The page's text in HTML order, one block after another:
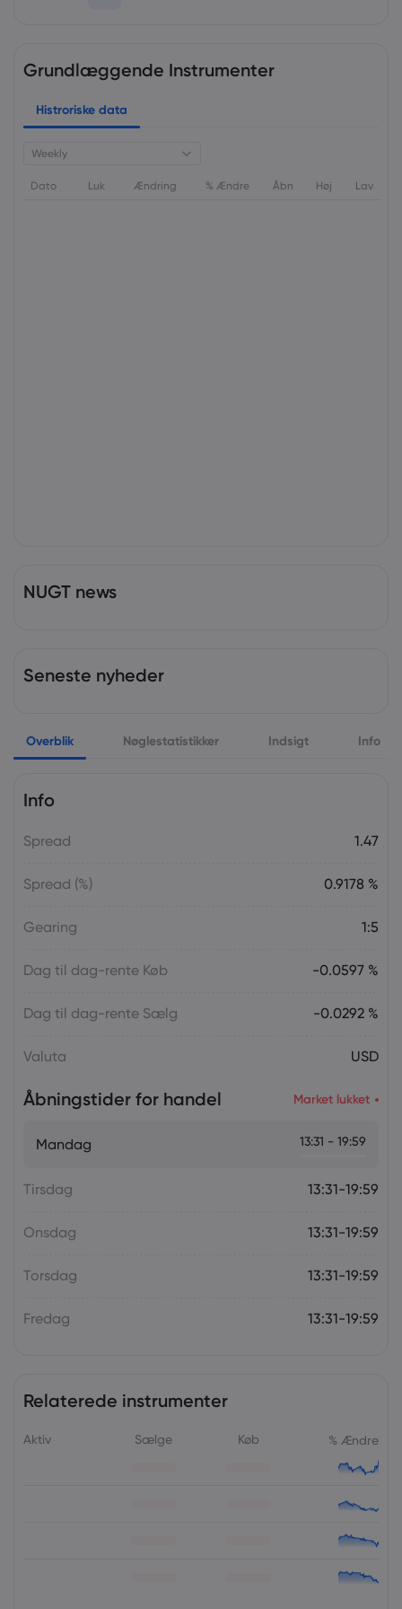
Grundlæggende Instrumenter
Histroriske data
Weekly
Dato Luk Ændring % Ændre Åbn Høj Lav
NUGT news
Seneste nyheder
Overblik Nøglestatistikker Indsigt Info
Info
Spread 1.47
Spread (%) 0.9178 %
Gearing 1:5
Dag til dag-rente Køb -0.0597 %
Dag til dag-rente Sælg -0.0292 %
Valuta USD
Åbningstider for handel Market lukket
Mandag 13:31 - 19:59
Tirsdag 13:31-19:59
Onsdag 13:31-19:59
Torsdag 13:31-19:59
Fredag 13:31-19:59
Relaterede instrumenter
Aktiv Sælge Køb % Ændre